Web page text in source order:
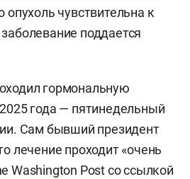
опухоль чувствительна к
поддается
гормональную
года — пятинедельный
Сам бывший президент
лечение проходит «очень
Washington Postсо ссылкой